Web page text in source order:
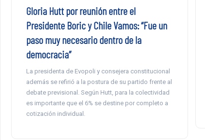
Gloria Hutt por reunión entre el
Presidente Boric y Chile Vamos: “Fue un
paso muy necesario dentro de la
democracia”
La presidenta de Evopoli y consejera constitucional
además se refirió a la postura de su partido frente al
debate previsional. Según Hutt, para la colectividad
es importante que el 6% se destine por completo a
cotización individual.